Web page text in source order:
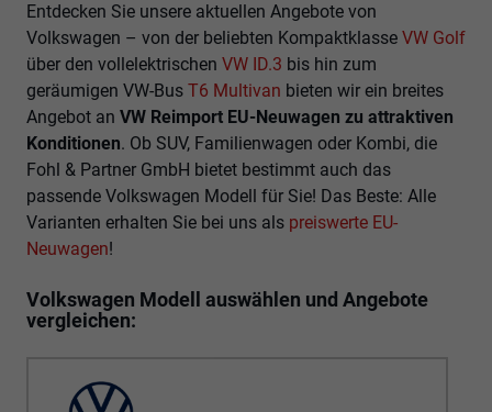
Entdecken Sie unsere aktuellen Angebote von
Volkswagen – von der beliebten Kompaktklasse VW Golf
über den vollelektrischen VW ID.3 bis hin zum
geräumigen VW-Bus T6 Multivan bieten wir ein breites
Angebot an VW Reimport EU-Neuwagen zu attraktiven
Konditionen. Ob SUV, Familienwagen oder Kombi, die
Fohl & Partner GmbH bietet bestimmt auch das
passende Volkswagen Modell für Sie! Das Beste: Alle
Varianten erhalten Sie bei uns als preiswerte EU-
Neuwagen!
Volkswagen Modell auswählen und Angebote
vergleichen: